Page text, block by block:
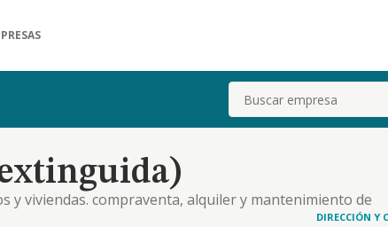
Buscar
y viviendas. compraventa, alquiler y mantenimiento de
gasolineras y combustibles derivados del petroleo
DIRECCIÓN Y